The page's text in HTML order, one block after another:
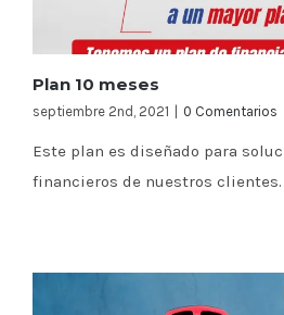
Plan 10 meses
septiembre 2nd, 2021 0 Comentarios
Este plan es diseñado para
financieros de nuestros clientes.